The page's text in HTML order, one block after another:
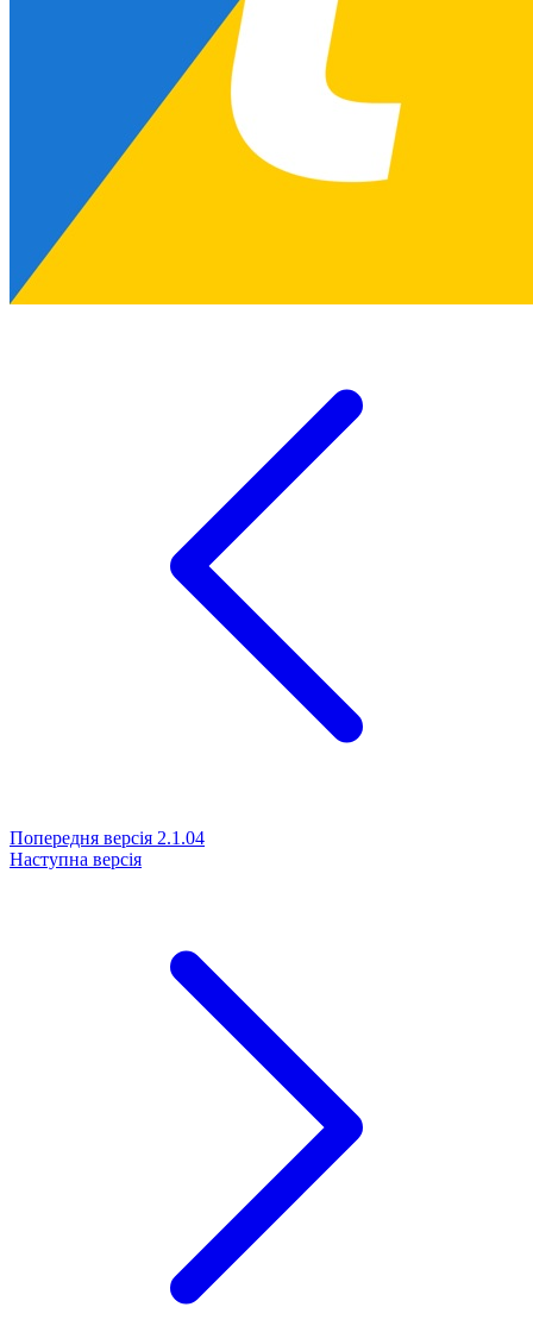
Попередня версія 2.1.04
Наступна версія